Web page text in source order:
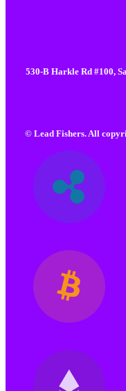
530-B Harkle Rd #100,
© Lead Fishers. All